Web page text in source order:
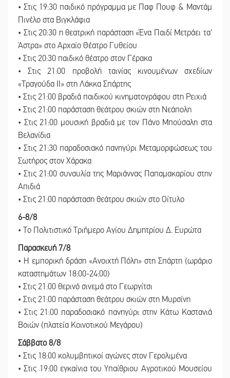
• Στις 19:30 παιδικό πρόγραμμα με Παφ Πουφ & Μαντάμ
Πινέλο στα Βιγκλάφια
• Στις 20:30 η θεατρική παράσταση «Ένα Παιδί Μετράει τα’
Άστρα» στο Αρχαίο Θέατρο Γυθείου
• Στις 20:30 παιδικό θέατρο στον Γέρακα
• Στις 21:00 προβολή ταινίας κινουμένων σχεδίων
«Τραγούδα ΙΙ» στη Λάκκα Σπάρτης
• Στις 21:00 βραδιά παιδικού κινηματογράφου στη Ρειχιά
• Στις 21:00 παράσταση θεάτρου σκιών στη Νεάπολη
• Στις 21:00 μουσική βραδιά με τον Πάνο Μπούσαλη στα
Βελανίδια
• Στις 21:30 παραδοσιακό πανηγύρι Μεταμορφώσεως του
Σωτήρος στον Χάρακα
• Στις 21:00 συναυλία της Μαριάννας Παπαμακαρίου στην
Απιδιά
• Στις 21:00 παράσταση θεάτρου σκιών στο Οίτυλο
6-8/8
• Το Πολιτιστικό Τριήμερο Αγίου Δημητρίου Δ. Ευρώτα
Παρασκευή 7/8
• Η εμπορική δράση «Ανοιχτή Πόλη» στη Σπάρτη (ωράριο
καταστημάτων 18:00-24:00)
• Στις 21:00 θερινό σινεμά στο Γεωργίτσι
• Στις 21:00 παράσταση θεάτρου σκιών στη Μυρσίνη
• Στις 21:00 παραδοσιακό πανηγύρι στην Κάτω Καστανιά
Βοιών (πλατεία Κοινοτικού Μεγάρου)
Σάββατο 8/8
• Στις 18:00 κολυμβητικοί αγώνες στον Γερολιμένα
• Στις 19:00 εγκαίνια του Υπαίθριου Αγροτικού Μουσείου